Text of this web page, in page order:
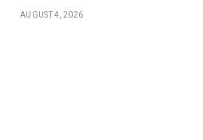
AUGUST 4, 2026